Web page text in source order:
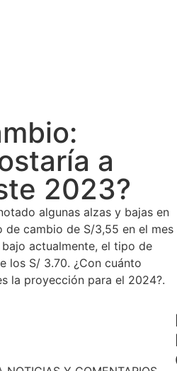
a
2023?
algunas alzas y bajas en
de cambio de S/3,55 en el mes
actualmente, el tipo de
los S/ 3.70. ¿Con cuánto
la proyección para el 2024?.